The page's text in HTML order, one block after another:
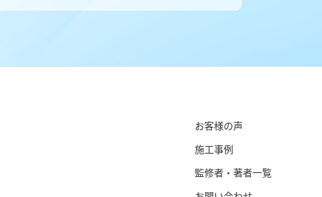
お客様の声
施工事例
監修者・著者一覧